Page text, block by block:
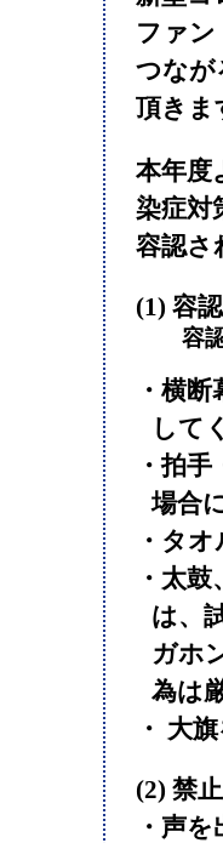
ファ
つなが
頂きま
本年度
染症対
容認さ
(1) 容
容認
・横
して
・拍
場合
・タ
・太
は、
ガホ
為は
・ 大
(2) 禁
・声